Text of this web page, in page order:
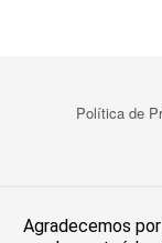
Política de
Agradecemos